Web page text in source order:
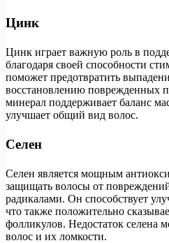
Цинк
Цинк играет важную роль в
благодаря своей способности
поможет предотвратить
восстановлению поврежденных
минерал поддерживает баланс
улучшает общий вид волос.
Селен
Селен является мощным
защищать волосы от
радикалами. Он способствует
что также положительно
фолликулов. Недостаток селена
волос и их ломкости.